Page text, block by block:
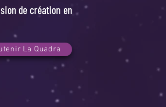
de création en
La Quadra